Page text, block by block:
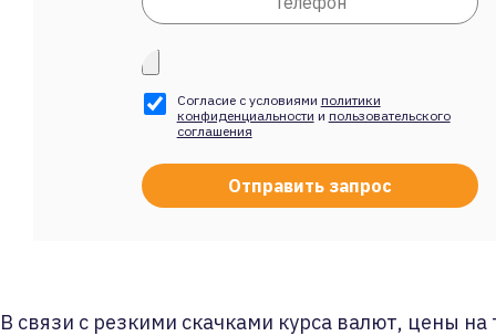
Согласие с условиями политики
конфиденциальности и пользовательского
соглашения
В связи с резкими скачками курса валют, цены на